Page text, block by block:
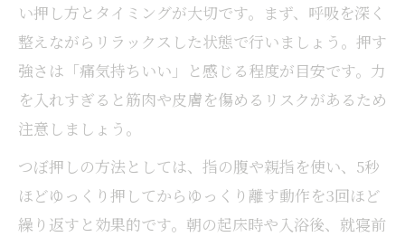
腰痛予防に最適なつぼ押し継続の秘訣
腰痛を繰り返さないつぼ習慣の始め方
腰痛改善へ無理なく続くつぼケア法
腰痛に悩む方へおすすめのつぼ習慣作り
い押し方とタイミングが大切です。まず、呼吸を深く
整えながらリラックスした状態で行いましょう。押す
強さは「痛気持ちいい」と感じる程度が目安です。力
を入れすぎると筋肉や皮膚を傷めるリスクがあるため
注意しましょう。
つぼ押しの方法としては、指の腹や親指を使い、5秒
ほどゆっくり押してからゆっくり離す動作を3回ほど
繰り返すと効果的です。朝の起床時や入浴後、就寝前